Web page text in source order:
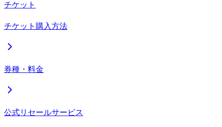
チケット
チケット購入方法
券種・料金
公式リセールサービス